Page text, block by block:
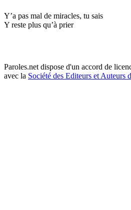
Y’a pas mal de miracles, tu sais
Y reste plus qu’à prier
Paroles.net dispose d'un accord de
avec la Société des Editeurs et Auteurs